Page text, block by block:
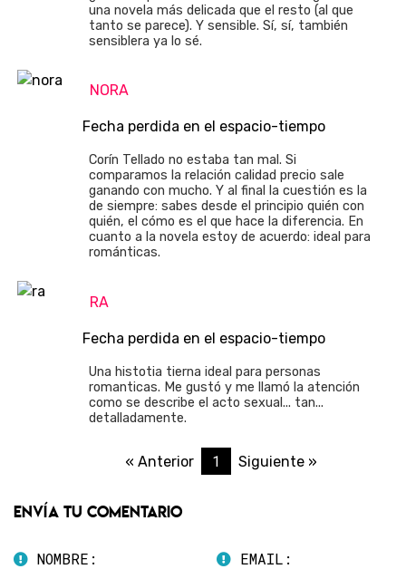
una novela más delicada que el resto (al que
tanto se parece). Y sensible. Sí, sí, también
sensiblera ya lo sé.
NORA
Fecha perdida en el espacio-tiempo
Corín Tellado no estaba tan mal. Si
comparamos la relación calidad precio sale
ganando con mucho. Y al final la cuestión es la
de siempre: sabes desde el principio quién con
quién, el cómo es el que hace la diferencia. En
cuanto a la novela estoy de acuerdo: ideal para
románticas.
RA
Fecha perdida en el espacio-tiempo
Una histotia tierna ideal para personas
romanticas. Me gustó y me llamó la atención
como se describe el acto sexual... tan...
detalladamente.
« Anterior 1 Siguiente »
Envía tu comentario
NOMBRE: EMAIL: